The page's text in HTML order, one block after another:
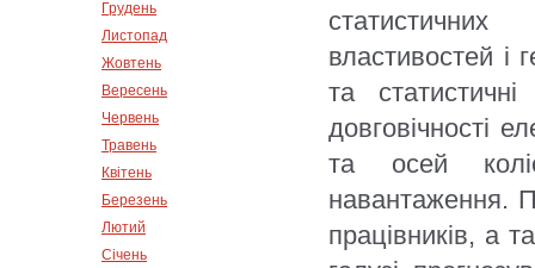
Грудень
Листопад
Жовтень
Вересень
Червень
Травень
Квітень
Березень
Лютий
Січень
статистичних
властивостей і
та
довговічності
та осей
навантаження.
працівників, а